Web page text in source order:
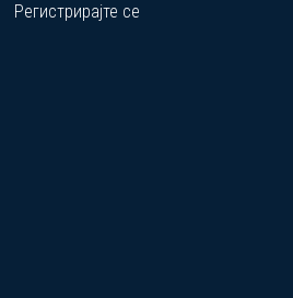
Регистрирајте се